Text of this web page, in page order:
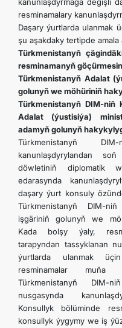
resminamalary
Daşary ýurtlarda ulanmak
şu aşakdaky tertipde amala
Türkmenistanyň
resminamanyň
Türkmenistanyň Adalat
golunyň we möhüriniň
Türkmenistanyň DIM-niň
Adalat (ýustisiýa)
adamyň golunyň
Türkmenistanyň
kanunlaşdyrylandan
döwletiniň diplomatik
edarasynda
daşary ýurt konsuly
Türkmenistanyň DIM-
işgäriniň golunyň we
Kada bolşy ýaly,
tarapyndan tassyklanan
ýurtlarda ulanmak
resminamalar muňa
Türkmenistanyň DIM-
nusgasynda
Konsullyk bölüminde
konsullyk ýygymy we iş